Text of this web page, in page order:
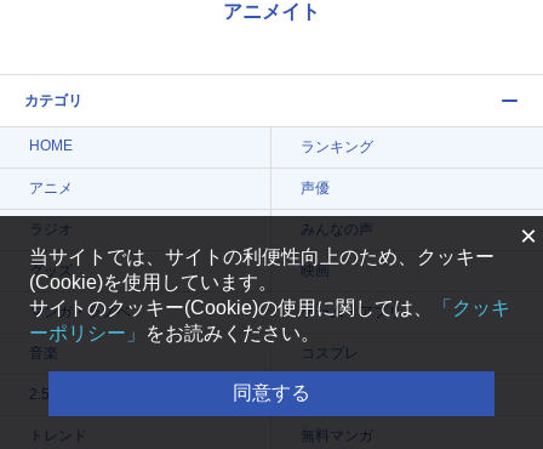
アニメイト
カテゴリ
HOME ランキング
アニメ 声優
ラジオ みんなの声
グッズ 映画
マンガ・ラノベ ゲーム・アプリ
音楽 コスプレ
2.5次元 配信・Vtuber
トレンド 無料マンガ
×
当サイトでは、サイトの利便性向上のため、クッキー
(Cookie)を使用しています。
サイトのクッキー(Cookie)の使用に関しては、
「クッキ
ーポリシー」
をお読みください。
同意する